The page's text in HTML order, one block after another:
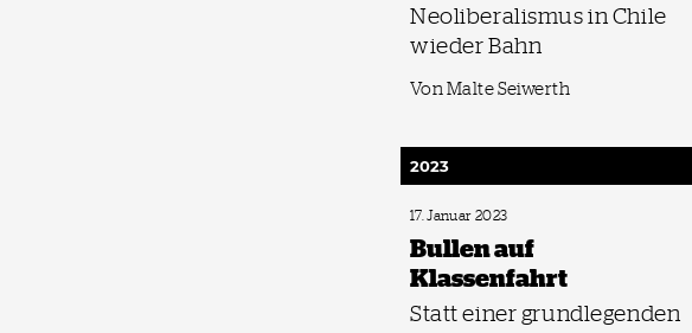
Neoliberalismus in Chile
wieder Bahn
Von Malte Seiwerth
2023
17. Januar 2023
Bullen auf
Klassenfahrt
Statt einer grundlegenden